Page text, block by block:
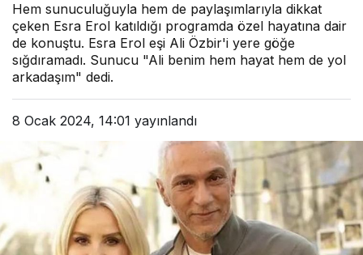
Hem sunuculuğuyla hem de paylaşımlarıyla dikkat
çeken Esra Erol katıldığı programda özel hayatına dair
de konuştu. Esra Erol eşi Ali Özbir'i yere göğe
sığdıramadı. Sunucu "Ali benim hem hayat hem de yol
arkadaşım" dedi.
8 Ocak 2024, 14:01 yayınlandı